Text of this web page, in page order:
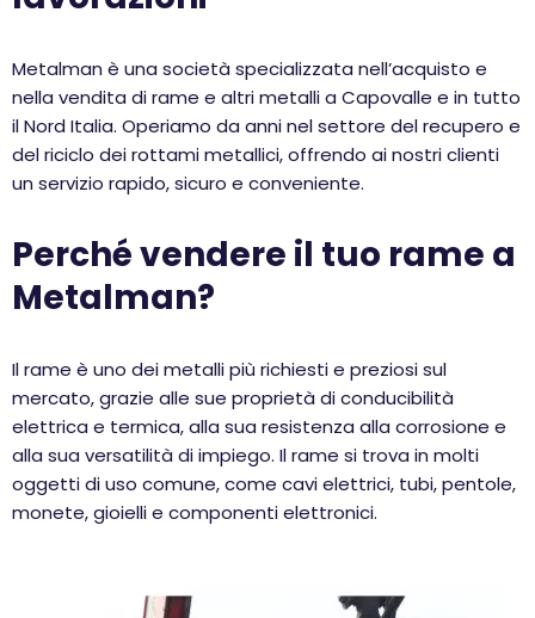
Metalman è una società specializzata nell’acquisto e
nella vendita di rame e altri metalli a Capovalle e in tutto
il Nord Italia. Operiamo da anni nel settore del recupero e
del riciclo dei rottami metallici, offrendo ai nostri clienti
un servizio rapido, sicuro e conveniente.
Perché vendere il tuo rame a
Metalman?
Il rame è uno dei metalli più richiesti e preziosi sul
mercato, grazie alle sue proprietà di conducibilità
elettrica e termica, alla sua resistenza alla corrosione e
alla sua versatilità di impiego. Il rame si trova in molti
oggetti di uso comune, come cavi elettrici, tubi, pentole,
monete, gioielli e componenti elettronici.